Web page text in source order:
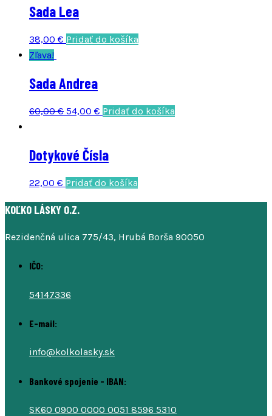
Sada Lea
38,00 € Pridať do košíka
Zľava!
Sada Andrea
60,00€ Original
60,00 €.
54,00 € Current
54,00 €.
Pridať do košíka
Dotykové Čísla
22,00 € Pridať do košíka
KOĽKO LÁSKY O.Z.
Rezidenčná ulica 775/43, Hrubá Borša 90050
IČO:
54147336
E-mail:
info@kolkolasky.sk
Bankové spojenie - IBAN:
SK60 0900 0000 0051 8596 5310